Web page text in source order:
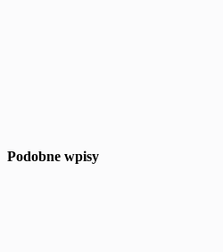
Podobne wpisy